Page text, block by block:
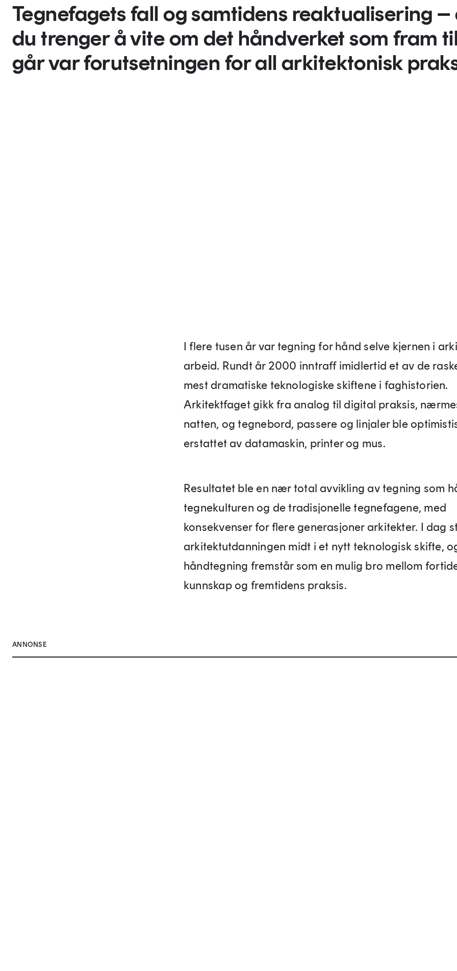
Tegnefagets fall og samtidens reaktualisering –
du trenger å vite om det håndverket som fram
går var forutsetningen for all arkitektonisk
I flere tusen år var tegning for hånd selve kjernen i
arbeid. Rundt år 2000 inntraff imidlertid et av de
mest dramatiske teknologiske skiftene i faghistorien.
Arkitektfaget gikk fra analog til digital praksis,
natten, og tegnebord, passere og linjaler ble
erstattet av datamaskin, printer og mus.
Resultatet ble en nær total avvikling av tegning som
tegnekulturen og de tradisjonelle tegnefagene, med
konsekvenser for flere generasjoner arkitekter. I dag
arkitektutdanningen midt i et nytt teknologisk skifte,
håndtegning fremstår som en mulig bro mellom
kunnskap og fremtidens praksis.
ANNONSE